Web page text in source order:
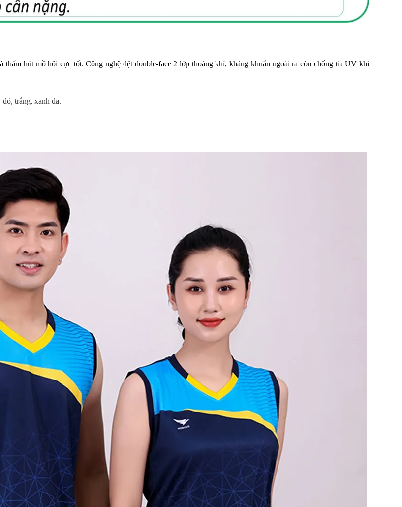
hút mồ hôi cực tốt. Công nghệ dệt double-face 2 lớp thoáng khí, kháng khuẩn ngoài ra còn chống tia UV khi
trắng, xanh da.